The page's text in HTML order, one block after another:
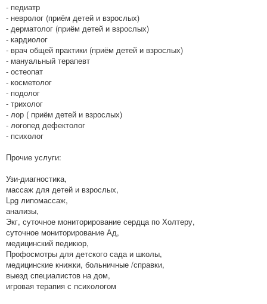
- педиатр
- невролог (приём детей и взрослых)
- дерматолог (приём детей и взрослых)
- кардиолог
- врач общей практики (приём детей и взрослых)
- мануальный терапевт
- остеопат
- косметолог
- подолог
- трихолог
- лор ( приём детей и взрослых)
- логопед дефектолог
- психолог
Прочие услуги:
Узи-диагностика,
массаж для детей и взрослых,
Lpg липомассаж,
анализы,
Экг, суточное мониторирование сердца по Холтеру,
суточное мониторирование Ад,
медицинский педикюр,
Профосмотры для детского сада и школы,
медицинские книжки, больничные /справки,
выезд специалистов на дом,
игровая терапия с психологом